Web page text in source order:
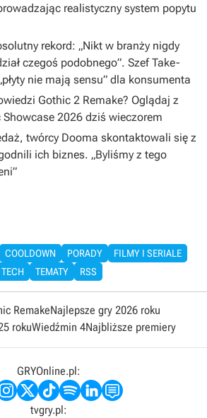
realistyczny system popytu
rekord: „Nikt w branży nigdy
czegoś podobnego”. Szef Take-
nie mają sensu” dla konsumenta
Gothic 2 Remake? Oglądaj z
Showcase 2026 dziś wieczorem
twórcy Dooma skontaktowali się z
ich biznes. „Byliśmy z tego
COOLDOWN PORADY
FILMY I SERIALE
TECH
TEMATY RSS
RemakeNajlepsze gry 2026 roku
rokuWiedźmin 4Najbliższe premiery
GRYOnline.pl:
tvgry.pl: